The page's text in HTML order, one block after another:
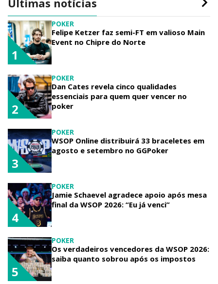
Últimas notícias
POKER
Felipe Ketzer faz semi-FT em valioso Main
Event no Chipre do Norte
1
POKER
Dan Cates revela cinco qualidades
essenciais para quem quer vencer no
poker
2
POKER
WSOP Online distribuirá 33 braceletes em
agosto e setembro no GGPoker
3
POKER
Jamie Schaevel agradece apoio após mesa
final da WSOP 2026: “Eu já venci”
4
POKER
Os verdadeiros vencedores da WSOP 2026:
saiba quanto sobrou após os impostos
5